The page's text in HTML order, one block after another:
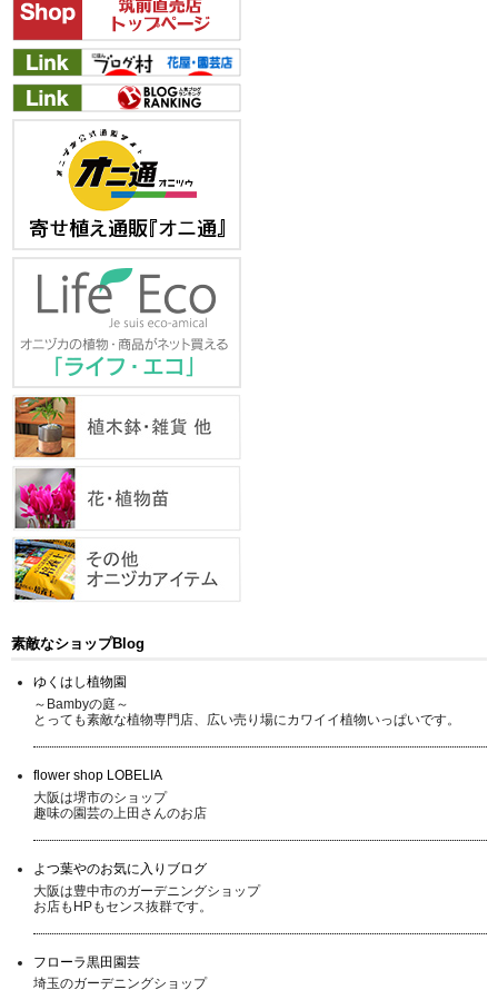
素敵なショップBlog
ゆくはし植物園
～Bambyの庭～
とっても素敵な植物専門店、広い売り場にカワイイ植物いっぱいです。
flower shop LOBELIA
大阪は堺市のショップ
趣味の園芸の上田さんのお店
よつ葉やのお気に入りブログ
大阪は豊中市のガーデニングショップ
お店もHPもセンス抜群です。
フローラ黒田園芸
埼玉のガーデニングショップ